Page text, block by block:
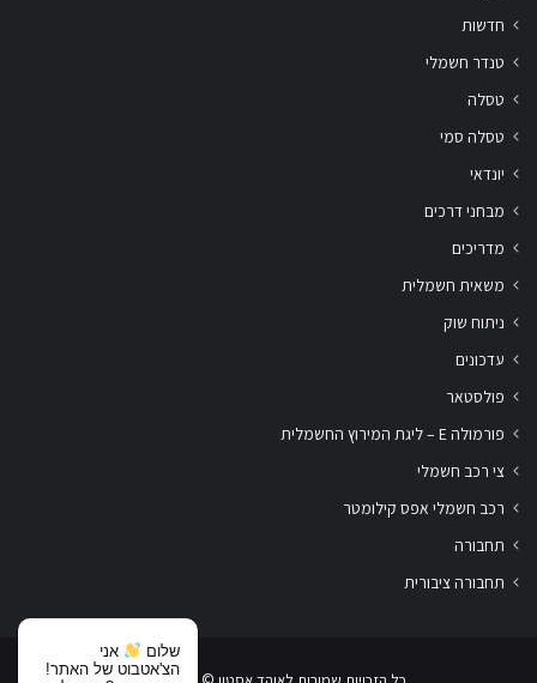
חדשות
טנדר חשמלי
טסלה
טסלה סמי
יונדאי
מבחני דרכים
מדריכים
משאית חשמלית
ניתוח שוק
עדכונים
פולסטאר
פורמולה E – ליגת המירוץ החשמלית
צי רכב חשמלי
רכב חשמלי אפס קילומטר
תחבורה
תחבורה ציבורית
שלום
אני
הצ'אטבוט של האתר!